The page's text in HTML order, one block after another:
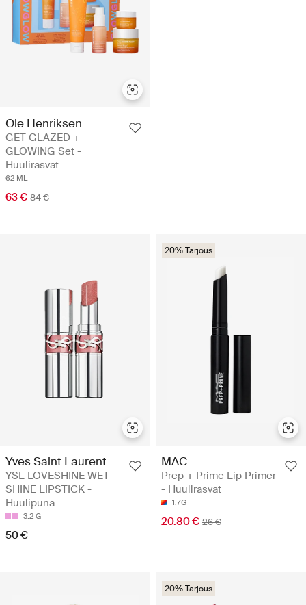
Ole Henriksen
GET GLAZED +
GLOWING Set -
Huulirasvat
62 ML
63 € 84 €
Yves Saint Laurent
YSL LOVESHINE WET
SHINE LIPSTICK -
Huulipuna
3.2 G
50 €
20% Tarjous
MAC
Prep + Prime Lip Primer
- Huulirasvat
1.7G
20.80 € 26 €
20% Tarjous